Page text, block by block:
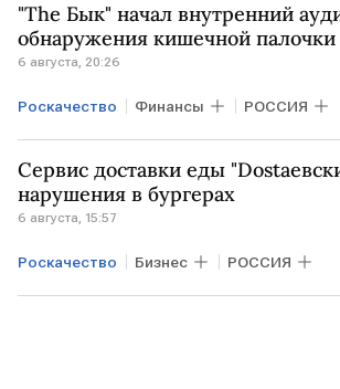
"The Бык" начал внутренний
обнаружения кишечной палочки
6 августа, 20:26
Роскачество Финансы РОССИЯ
Сервис доставки еды
нарушения в бургерах
6 августа, 15:57
Роскачество Бизнес РОССИЯ